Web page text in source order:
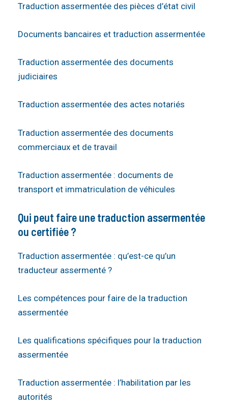
Traduction assermentée des pièces d’état civil
Documents bancaires et traduction assermentée
Traduction assermentée des documents
judiciaires
Traduction assermentée des actes notariés
Traduction assermentée des documents
commerciaux et de travail
Traduction assermentée : documents de
transport et immatriculation de véhicules
Qui peut faire une traduction assermentée
ou certifiée ?
Traduction assermentée : qu’est-ce qu’un
traducteur assermenté ?
Les compétences pour faire de la traduction
assermentée
Les qualifications spécifiques pour la traduction
assermentée
Traduction assermentée : l’habilitation par les
autorités